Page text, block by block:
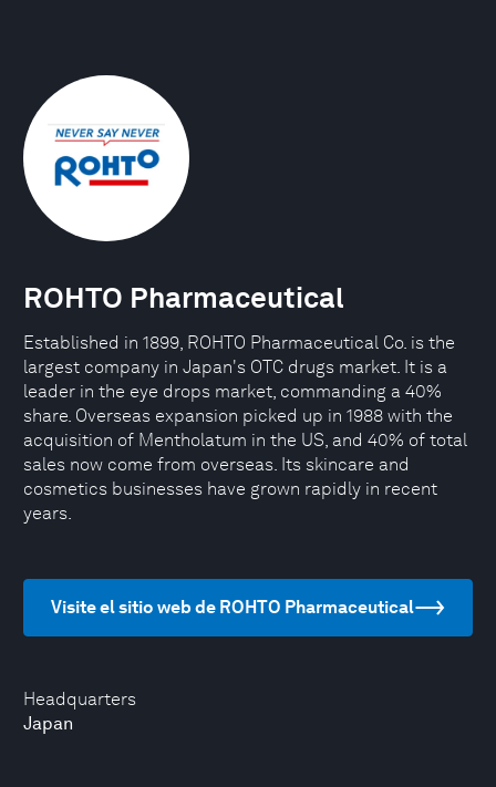
Headquarters
Japan
ROHTO Pharmaceutical
Established in 1899, ROHTO Pharmaceutical Co. is the
largest company in Japan's OTC drugs market. It is a
leader in the eye drops market, commanding a 40%
share. Overseas expansion picked up in 1988 with the
acquisition of Mentholatum in the US, and 40% of total
sales now come from overseas. Its skincare and
cosmetics businesses have grown rapidly in recent
years.
Visite el sitio web de ROHTO Pharmaceutical